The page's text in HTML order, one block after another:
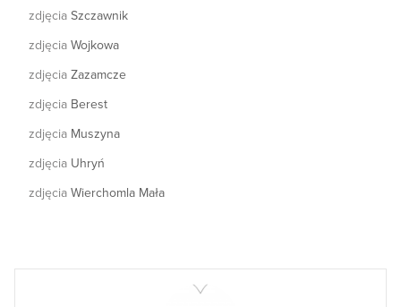
zdjęcia Szczawnik
zdjęcia Wojkowa
zdjęcia Zazamcze
zdjęcia Berest
zdjęcia Muszyna
zdjęcia Uhryń
zdjęcia Wierchomla Mała